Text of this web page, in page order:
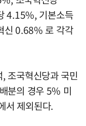
4.15%, 기본소득
신 0.68% 로 각각
조국혁신당과 국민
분의 경우 5% 미
서 제외된다.